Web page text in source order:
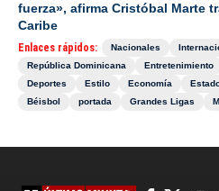
fuerza», afirma Cristóbal Marte
Caribe
Enlaces rápidos: Nacionales
República Dominicana
Entretenimiento
Deportes
Estilo Economía
Béisbol
portada Grandes Ligas